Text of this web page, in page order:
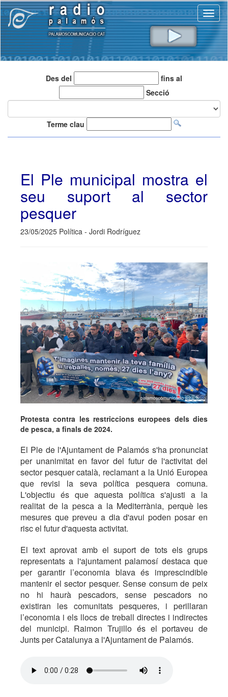
Des del
fins al
Secció
Terme clau
El Ple municipal mostra el
seu suport al sector
pesquer
23/05/2025 Política - Jordi Rodríguez
Protesta contra les restriccions europees dels dies
de pesca, a finals de 2024.
El Ple de l'Ajuntament de Palamós s'ha pronunciat
per unanimitat en favor del futur de l'activitat del
sector pesquer català, reclamant a la Unió Europea
que revisi la seva política pesquera comuna.
L'objectiu és que aquesta política s'ajusti a la
realitat de la pesca a la Mediterrània, perquè les
mesures que preveu a dia d'avui poden posar en
risc el futur d'aquesta activitat.
El text aprovat amb el suport de tots els grups
representats a l'ajuntament palamosí destaca que
per garantir l’economia blava és imprescindible
mantenir el sector pesquer. Sense consum de peix
no hi haurà pescadors, sense pescadors no
existiran les comunitats pesqueres, i perillaran
l’economia i els llocs de treball directes i indirectes
del municipi. Raimon Trujillo és el portaveu de
Junts per Catalunya a l'Ajuntament de Palamós.